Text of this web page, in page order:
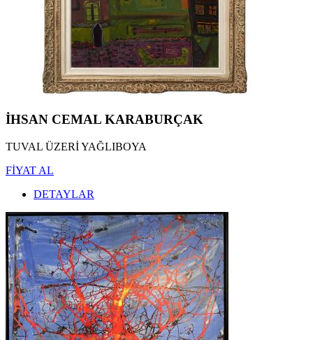
İHSAN CEMAL KARABURÇAK
TUVAL ÜZERİ YAĞLIBOYA
FİYAT AL
DETAYLAR